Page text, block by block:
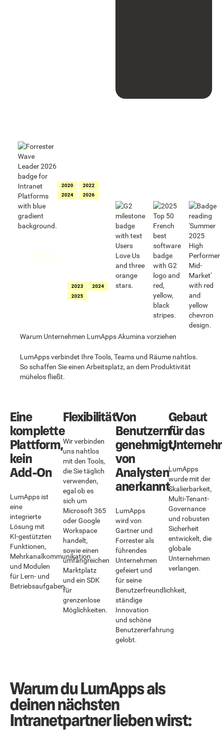
2020
2022
2024
2026
2023
2024
2025
Warum Unternehmen LumApps Akumina vorziehen
LumApps verbindet Ihre Tools, Teams und Räume nahtlos.
So schaffen Sie einen Arbeitsplatz, an dem Produktivität
mühelos fließt.
Eine
komplette
Plattform,
kein
Add-On
LumApps ist
eine
integrierte
Lösung mit
KI-gestützten
Funktionen,
Mehrkanalkommunikation
und Modulen
für Lern- und
Betriebsaufgaben.
Flexibilität
Wir verbinden
uns nahtlos
mit den Tools,
die Sie täglich
verwenden,
egal ob es
sich um
Microsoft 365
oder Google
Workspace
handelt,
sowie einen
umfangreichen
Marktplatz
und ein SDK
für
grenzenlose
Möglichkeiten.
Von
Benutzern
genehmigt,
von
Analysten
anerkannt
LumApps
wird von
Gartner und
Forrester als
führendes
Unternehmen
gefeiert und
für seine
Benutzerfreundlichkeit,
ständige
Innovation
und schöne
Benutzererfahrung
gelobt.
Gebaut
für das
LumApps
wurde mit der
Skalierbarkeit,
Multi-Tenant-
Governance
und robusten
Sicherheit
entwickelt, die
globale
Unternehmen
verlangen.
Warum du LumApps als
deinen nächsten
Intranetpartner lieben wirst: